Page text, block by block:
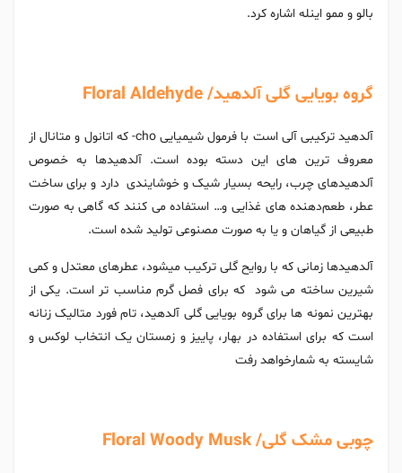
بالو و ممو اینله اشاره کرد.
گروه بویایی گلی آلدهید/ Floral Aldehyde
آلدهید ترکیبی آلی است با فرمول شیمیایی cho- که اتانول و متانال از
معروف ترین ‌های این دسته بوده است. آلدهیدها به خصوص
آلدهیدهای چرب، رایحه بسیار شیک و خوشایندی دارد و برای ساخت
عطر، طعم‌دهنده‌ های غذایی و… استفاده می ‌کنند که گاهی به صورت
طبیعی از گیاهان و یا به صورت مصنوعی تولید شده است.
آلدهیدها زمانی که با روایح گلی ترکیب میشود، عطرهای معتدل و کمی
شیرین ساخته می شود که برای فصل گرم مناسب تر است. یکی از
بهترین نمونه ها برای گروه بویایی گلی آلدهید، تام فورد متالیک زنانه
است که برای استفاده در بهار، پاییز و زمستان یک انتخاب لوکس و
شایسته به شمارخواهد رفت
چوبی مشک گلی/ Floral Woody Musk